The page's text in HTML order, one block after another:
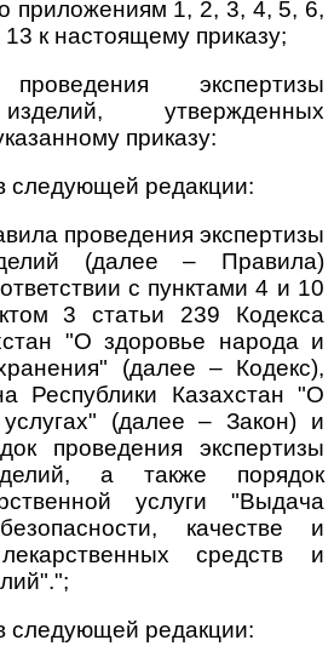
приложениям 1, 2, 3, 4, 5, 6,
к настоящему приказу;
экспертизы
утвержденных
приказу:
следующей редакции:
проведения экспертизы
(далее – Правила)
с пунктами 4 и 10
3 статьи 239 Кодекса
"О здоровье народа и
(далее – Кодекс),
Республики Казахстан "О
услугах" (далее – Закон) и
проведения экспертизы
а также порядок
услуги "Выдача
качестве и
средств и
следующей редакции: